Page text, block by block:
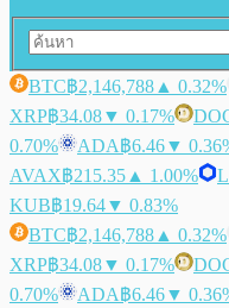
BTC฿2,146,788 ▲ 0.32%
XRP฿34.08▼ 0.17%
0.70%
ADA฿6.46▼
AVAX฿215.35 ▲ 1.00%
KUB฿19.64▼ 0.83%
BTC฿2,146,788 ▲ 0.32%
XRP฿34.08▼ 0.17%
0.70%
ADA฿6.46▼